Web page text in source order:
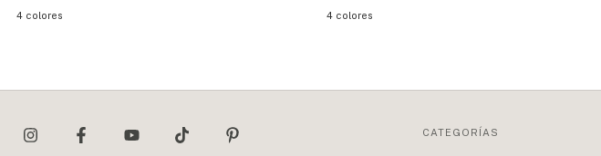
4 colores
4 colores
CATEGORÍAS